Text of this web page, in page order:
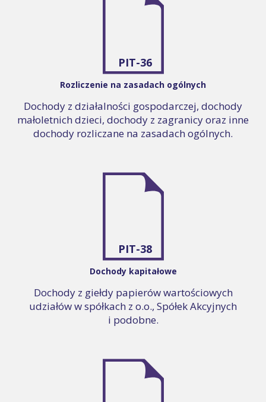
PIT-36
Rozliczenie na zasadach ogólnych
Dochody z działalności gospodarczej, dochody
małoletnich dzieci, dochody z zagranicy oraz inne
dochody rozliczane na zasadach ogólnych.
PIT-38
Dochody kapitałowe
Dochody z giełdy papierów wartościowych
udziałów w spółkach z o.o., Spółek Akcyjnych
i podobne.